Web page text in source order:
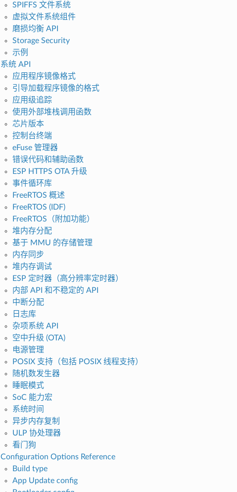
SPIFFS 文件系统
虚拟文件系统组件
磨损均衡 API
Storage Security
示例
系统 API
应用程序镜像格式
引导加载程序镜像的格式
应用级追踪
使用外部堆栈调用函数
芯片版本
控制台终端
eFuse 管理器
错误代码和辅助函数
ESP HTTPS OTA 升级
事件循环库
FreeRTOS 概述
FreeRTOS (IDF)
FreeRTOS（附加功能）
堆内存分配
基于 MMU 的存储管理
内存同步
堆内存调试
ESP 定时器（高分辨率定时器）
内部 API 和不稳定的 API
中断分配
日志库
杂项系统 API
空中升级 (OTA)
电源管理
POSIX 支持（包括 POSIX 线程支持）
随机数发生器
睡眠模式
SoC 能力宏
系统时间
异步内存复制
ULP 协处理器
看门狗
Configuration Options Reference
Build type
App Update config